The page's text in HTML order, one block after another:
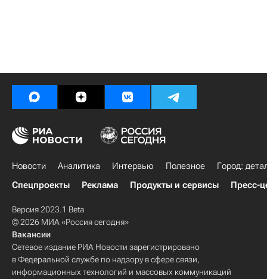
Новости Аналитика Интервью Полезное
Город:
Спецпроекты
Реклама Продукты и сервисы Пресс-
Версия 2023.1 Beta
© 2026 МИА «Россия сегодня»
Вакансии
Сетевое издание РИА Новости зарегистрировано
в Федеральной службе по надзору в сфере связи,
информационных технологий и массовых коммуникаций